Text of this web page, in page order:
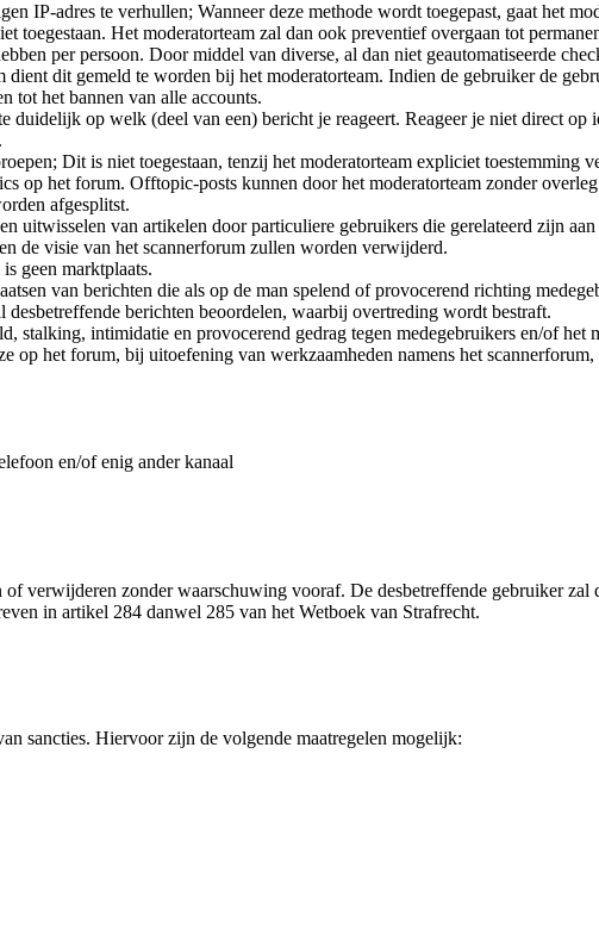
IP-adres te verhullen; Wanneer deze methode wordt toegepast, gaat het
Het moderatorteam zal dan ook preventief overgaan tot
per persoon. Door middel van diverse, al dan niet geautomatiseerde
dit gemeld te worden bij het moderatorteam. Indien de gebruiker de
tot het bannen van alle accounts.
op welk (deel van een) bericht je reageert. Reageer je niet direct op
Dit is niet toegestaan, tenzij het moderatorteam expliciet toestemming
op het forum. Offtopic-posts kunnen door het moderatorteam zonder
afgesplitst.
uitwisselen van artikelen door particuliere gebruikers die gerelateerd zijn
de visie van het scannerforum zullen worden verwijderd.
geen marktplaats.
van berichten die als op de man spelend of provocerend richting
berichten beoordelen, waarbij overtreding wordt bestraft.
stalking, intimidatie en provocerend gedrag tegen medegebruikers en/of het
op het forum, bij uitoefening van werkzaamheden namens het
en/of enig ander kanaal
verwijderen zonder waarschuwing vooraf. De desbetreffende gebruiker zal
in artikel 284 danwel 285 van het Wetboek van Strafrecht.
sancties. Hiervoor zijn de volgende maatregelen mogelijk: